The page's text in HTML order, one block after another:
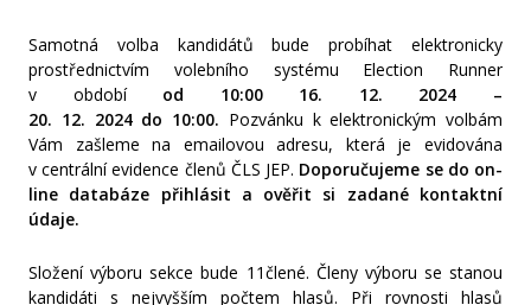
Samotná volba kandidátů bude probíhat elektronicky
prostřednictvím volebního systému Election Runner
v období od 10:00 16. 12. 2024 –
20. 12. 2024 do 10:00. Pozvánku k elektronickým volbám
Vám zašleme na emailovou adresu, která je evidována
v centrální evidence členů ČLS JEP. Doporučujeme se do on-
line databáze přihlásit a ověřit si zadané kontaktní
údaje.
Složení výboru sekce bude 11člené. Členy výboru se stanou
kandidáti s nejvyšším počtem hlasů. Při rovnosti hlasů